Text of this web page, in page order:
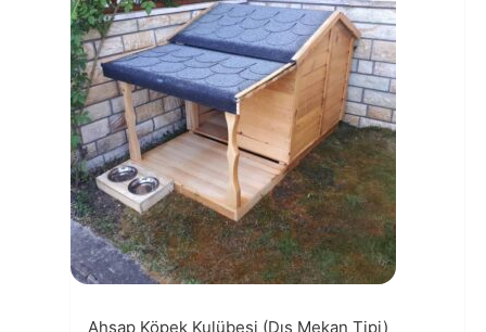
Ahşap Köpek Kulübesi (Dış Mekan Tipi)